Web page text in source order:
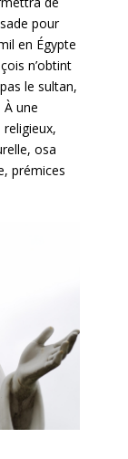
pour
en Égypte
n’obtint
le sultan,
une
osa
prémices